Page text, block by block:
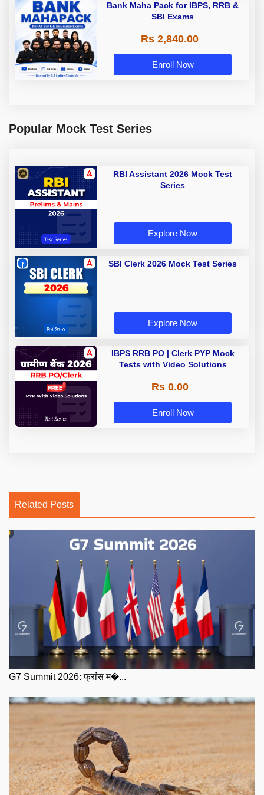
Bank Maha Pack for IBPS, RRB &
SBI Exams
Rs 2,840.00
Enroll Now
Popular Mock Test Series
RBI Assistant 2026 Mock Test
Series
Explore Now
SBI Clerk 2026 Mock Test Series
Explore Now
IBPS RRB PO | Clerk PYP Mock
Tests with Video Solutions
Rs 0.00
Enroll Now
Related Posts
G7 Summit 2026: फ्रांस म�...